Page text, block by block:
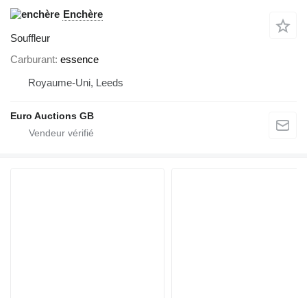
Enchère
Souffleur
Carburant essence
Royaume-Uni, Leeds
Euro Auctions GB